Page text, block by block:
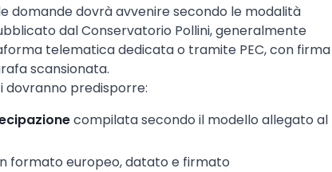
domande dovrà avvenire secondo le modalità
dal Conservatorio Pollini, generalmente
telematica dedicata o tramite PEC, con firma
scansionata.
dovranno predisporre:
compilata secondo il modello allegato al
formato europeo, datato e firmato